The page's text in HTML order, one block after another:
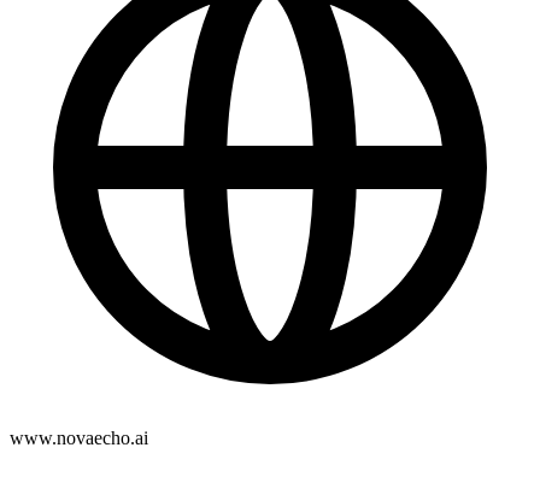
www.novaecho.ai